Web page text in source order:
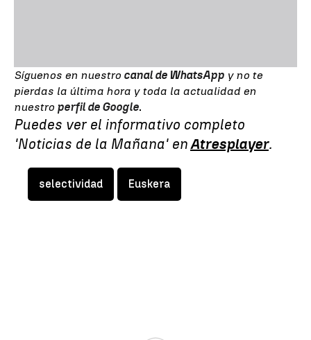
Síguenos en nuestro canal de WhatsApp y no te
pierdas la última hora y toda la actualidad en
nuestro perfil de Google.
Puedes ver el informativo completo
'Noticias de la Mañana' enAtresplayer.
selectividad Euskera